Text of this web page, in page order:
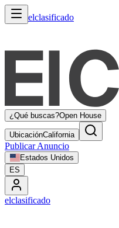
elclasificado
¿Qué buscas?Open House
UbicaciónCalifornia
Publicar Anuncio
Estados Unidos
ES
elclasificado